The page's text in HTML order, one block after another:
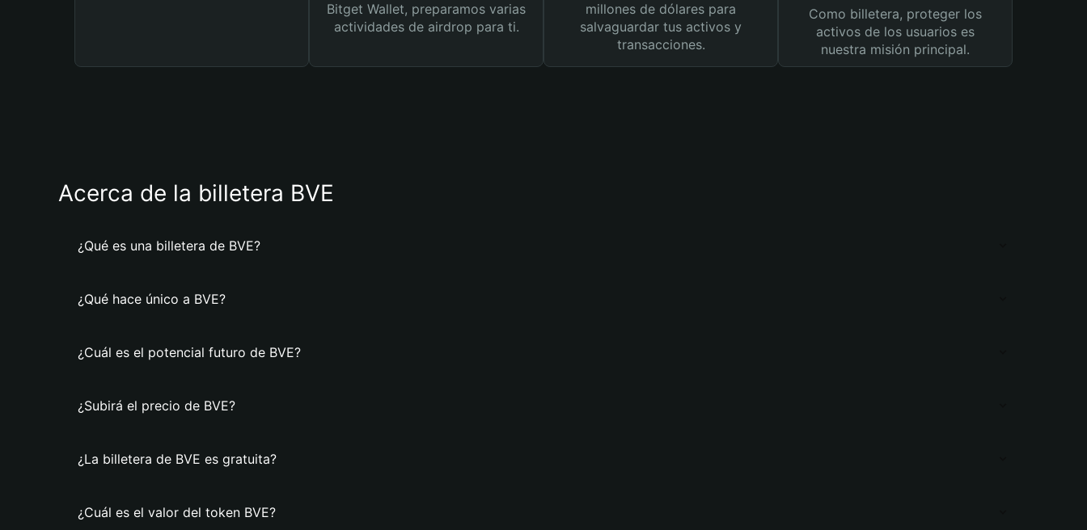
Bitget Wallet, preparamos varias
actividades de airdrop para ti.
millones de dólares para
salvaguardar tus activos y
transacciones.
Como billetera, proteger los
activos de los usuarios es
nuestra misión principal.
Acerca de la billetera BVE
¿Qué es una billetera de BVE?
¿Qué hace único a BVE?
¿Cuál es el potencial futuro de BVE?
¿Subirá el precio de BVE?
¿La billetera de BVE es gratuita?
¿Cuál es el valor del token BVE?